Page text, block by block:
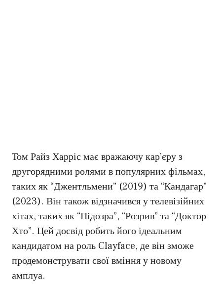
Том Райз Харріс має вражаючу кар’єру з
другорядними ролями в популярних фільмах,
таких як “Джентльмени” (2019) та “Кандагар”
(2023). Він також відзначився у телевізійних
хітах, таких як “Підозра”, “Розрив” та “Доктор
Хто”. Цей досвід робить його ідеальним
кандидатом на роль Clayface, де він зможе
продемонструвати свої вміння у новому
амплуа.